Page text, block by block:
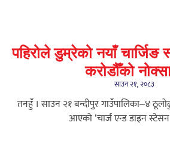
पहिरोले डुम्रेको नयाँ चार्जिङ
करोडौँको
साउन २१, २०८३
तनहुँ । साउन २१ बन्दीपुर गाउँपालिका–४
आएको ‘चार्ज एन्ड डाइन